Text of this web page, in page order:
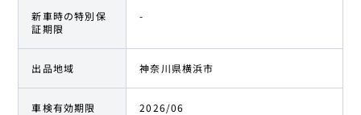
新車時の特別保
証期限
-
出品地域 神奈川県横浜市
車検有効期限 2026/06